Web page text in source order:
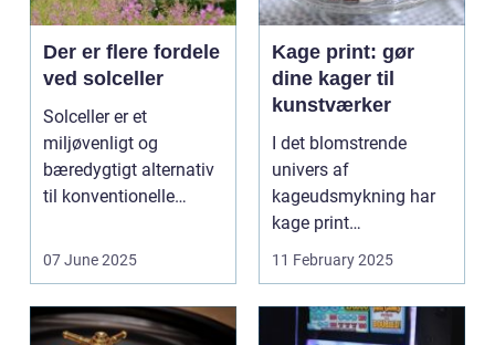
Der er flere fordele
ved solceller
Solceller er et
miljøvenligt og
bæredygtigt alternativ
til konventionelle
07 June 2025
Kage print: gør
dine kager til
kunstværker
I det blomstrende
univers af
kageudsmykning har
kage print
revolutioneret måden,
11 February 2025